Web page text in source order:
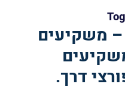
– משקיעים
דרך.